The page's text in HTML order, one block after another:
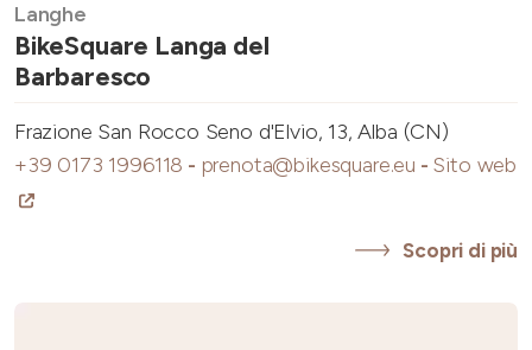
Langhe
BikeSquare Langa del
Barbaresco
Frazione San Rocco Seno d'Elvio, 13, Alba (CN)
+39 0173 1996118 - prenota@bikesquare.eu - Sito web
Scopri di più